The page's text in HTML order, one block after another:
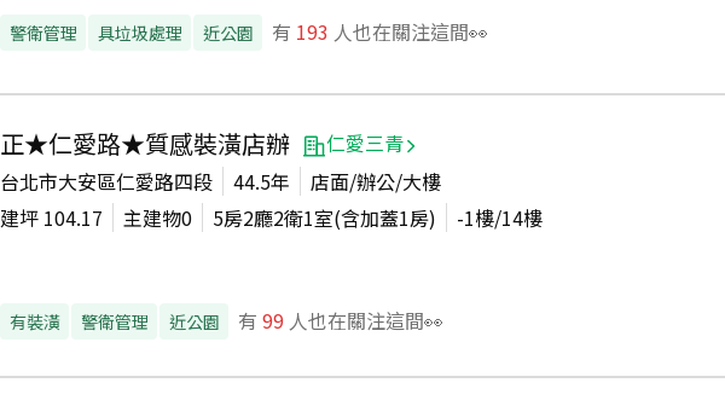
警衛管理 具垃圾處理 近公園 有 193 人也在關注這間👀
正★仁愛路★質感裝潢店辦
仁愛三青
台北市大安區仁愛路四段
44.5年
店面/辦公/大樓
建坪 104.17 主建物0 5房2廳2衛1室(含加蓋1房) -1樓/14樓
有裝潢 警衛管理 近公園 有 99 人也在關注這間👀